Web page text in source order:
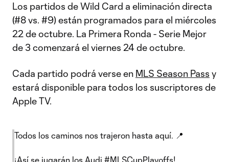
Los partidos de Wild Card a eliminación directa
(#8 vs. #9) están programados para el miércoles
22 de octubre. La Primera Ronda - Serie Mejor
de 3 comenzará el viernes 24 de octubre.
Cada partido podrá verse en MLS Season Pass y
estará disponible para todos los suscriptores de
Apple TV.
Todos los caminos nos trajeron hasta aquí. 📍
¡Así se jugarán los Audi #MLSCupPlayoffs!